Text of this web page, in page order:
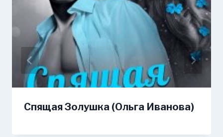
Спящая Золушка (Ольга Иванова)